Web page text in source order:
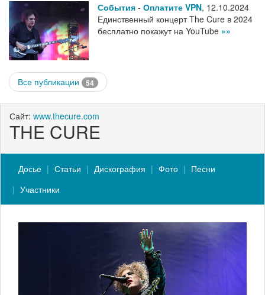
События - Оплатите VPN, 12.10.2024
Единственный концерт The Cure в 2024
бесплатно покажут на YouTube »»
Все публикации 54
Сайт: www.thecure.com
THE CURE
Досье Статьи Дискография Фото
Песни
Участники